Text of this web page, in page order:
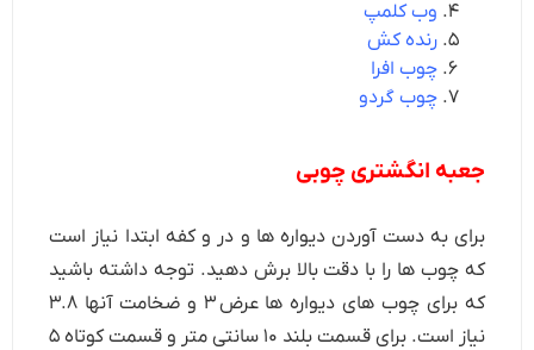
وب کلمپ
رنده کش
چوب افرا
چوب گردو
جعبه انگشتری چوبی
برای به دست آوردن دیواره ها و در و کفه ابتدا نیاز است
که چوب ها را با دقت بالا برش دهید. توجه داشته باشید
که برای چوب های دیواره ها عرض ۳ و ضخامت آنها ۳.۸
نیاز است. برای قسمت بلند ۱۰ سانتی متر و قسمت کوتاه ۵